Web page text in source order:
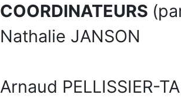
COORDINATEURS
Nathalie JANSON
Arnaud PELLISSIER-